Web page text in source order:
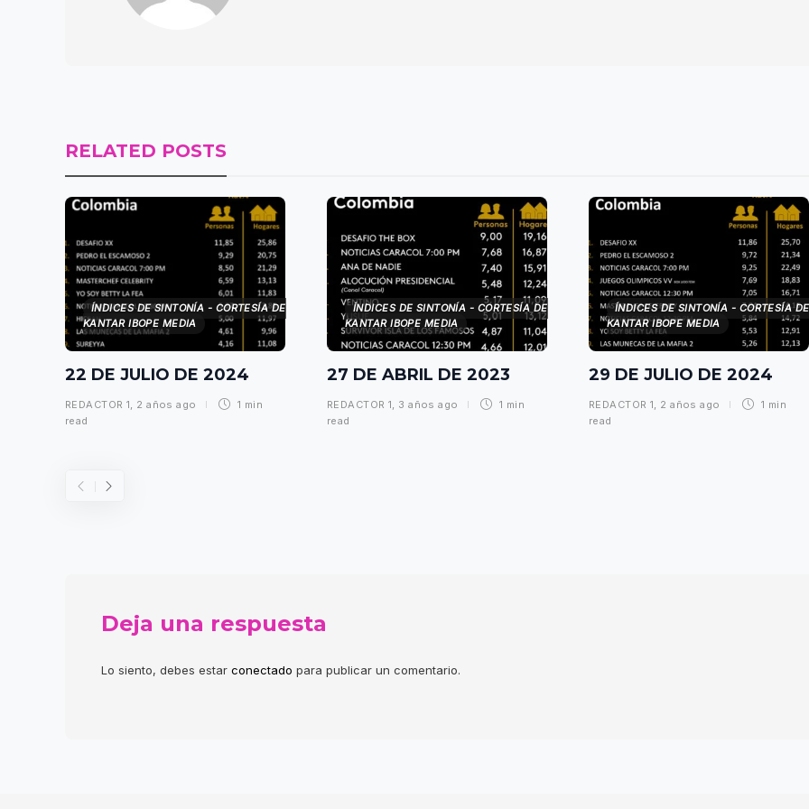
RELATED POSTS
ÍNDICES DE SINTONÍA - CORTESÍA DE
KANTAR IBOPE MEDIA
22 DE JULIO DE 2024
REDACTOR 1 2 años ago
1 min
read
ÍNDICES DE SINTONÍA - CORTESÍA DE
KANTAR IBOPE MEDIA
27 DE ABRIL DE 2023
REDACTOR 1 3 años ago
1 min
read
ÍNDICES DE SINTONÍA - CORTESÍA DE
KANTAR IBOPE MEDIA
29 DE JULIO DE 2024
REDACTOR 1 2 años ago
1 min
read
Deja una respuesta
Lo siento, debes estar conectado para publicar un comentario.